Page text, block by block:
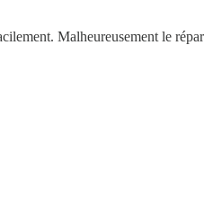
Malheureusement le